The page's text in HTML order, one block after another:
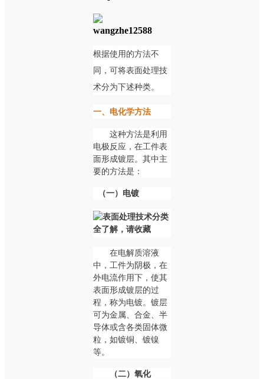
wangzhe12588
根据使用的方法不
同，可将表面处理技
术分为下述种类。
一、电化学方法
这种方法是利用
电极反应，在工件表
面形成镀层。其中主
要的方法是：
（一）电镀
在电解质溶液
中，工件为阴极，在
外电流作用下，使其
表面形成镀层的过
程，称为电镀。镀层
可为金属、合金、半
导体或含各类固体微
粒，如镀铜、镀镍
等。
（二）氧化